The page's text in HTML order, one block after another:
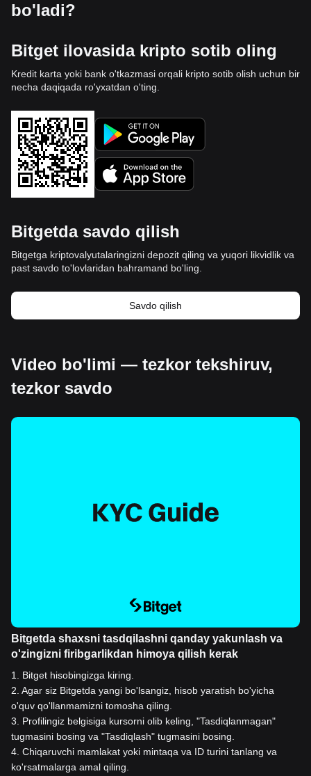
bo'ladi?
Bitget ilovasida kripto sotib oling
Kredit karta yoki bank o'tkazmasi orqali kripto sotib olish uchun bir
necha daqiqada ro'yxatdan o'ting.
Bitgetda savdo qilish
Bitgetga kriptovalyutalaringizni depozit qiling va yuqori likvidlik va
past savdo to'lovlaridan bahramand bo'ling.
Savdo qilish
Video bo'limi — tezkor tekshiruv,
tezkor savdo
Bitgetda shaxsni tasdqilashni qanday yakunlash va
o'zingizni firibgarlikdan himoya qilish kerak
1
Bitget hisobingizga kiring.
2 Agar siz Bitgetda yangi bo'lsangiz, hisob yaratish bo'yicha
o'quv qo'llanmamizni tomosha qiling.
3
Profilingiz belgisiga kursorni olib keling, "Tasdiqlanmagan"
tugmasini bosing va "Tasdiqlash" tugmasini bosing.
4 Chiqaruvchi mamlakat yoki mintaqa va ID turini tanlang va
ko'rsatmalarga amal qiling.